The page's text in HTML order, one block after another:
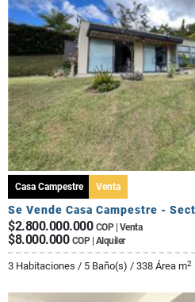
Casa Campestre Venta
Se Vende Casa Campestre -
$2.800.000.000 COP | Venta
$8.000.000 COP | Alquiler
3 Habitaciones / 5 Baño(s) / 338 Área m2